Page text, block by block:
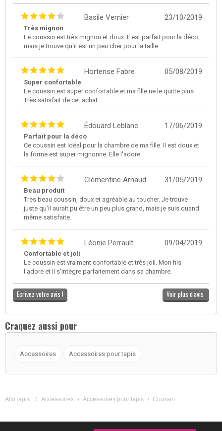
23/10/2019
Basile Vernier
Très mignon
Le coussin est très mignon et doux. Il est parfait pour la déco,
mais je trouve qu'il est un peu cher pour la taille.
05/08/2019
Hortense Fabre
Super confortable
Le coussin est super confortable et ma fille ne le quitte plus.
Très satisfait de cet achat.
17/06/2019
Édouard Leblanc
Parfait pour la déco
Ce coussin est idéal pour la chambre de ma fille. Il est doux et
la forme est super mignonne. Elle l'adore.
31/05/2019
Clémentine Arnaud
Beau produit
Très beau coussin, doux et agréable au toucher. Je trouve
juste qu'il aurait pu être un peu plus grand, mais je suis quand
même satisfaite.
09/04/2019
Léonie Perrault
Confortable et joli
Le coussin est vraiment confortable et très joli. Mon fils
l'adore et il s'intègre parfaitement dans sa chambre.
Ecrivez votre avis ! Voir plus d'avis
Craquez aussi pour
Accessoires Accessoires pour tapis
AlloTapis / Accessoires / Accessoires pour tapis / Coussin